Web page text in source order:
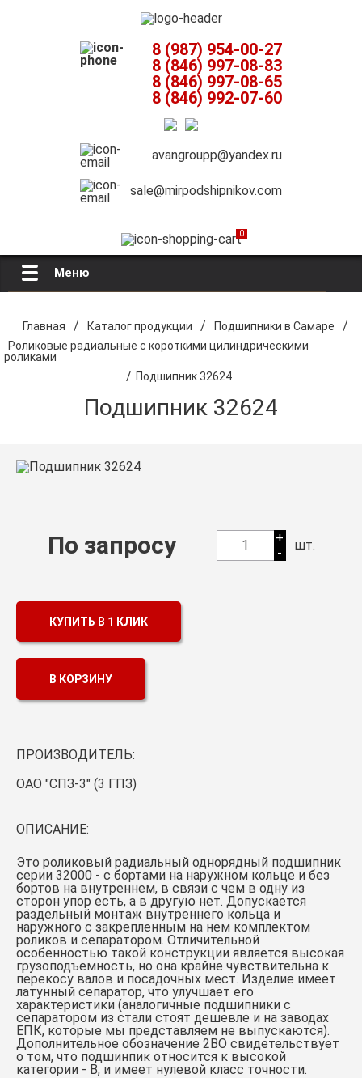
8 (987) 954-00-27
8 (846) 997-08-83
8 (846) 997-08-65
8 (846) 992-07-60
avangroupp@yandex.ru
sale@mirpodshipnikov.com
0
Меню
О компании
Каталог продукции
Подшипники в Самаре
Смазка
Контакты
Главная / Каталог продукции / Подшипники в Самаре /
Роликовые радиальные с короткими цилиндрическими
роликами
/ Подшипник 32624
Подшипник 32624
По запросу 1
+
-
шт.
КУПИТЬ В 1 КЛИК
В КОРЗИНУ
ПРОИЗВОДИТЕЛЬ:
ОАО "СПЗ-3" (3 ГПЗ)
ОПИСАНИЕ:
Это роликовый радиальный однорядный подшипник
серии 32000 - с бортами на наружном кольце и без
бортов на внутреннем, в связи с чем в одну из
сторон упор есть, а в другую нет. Допускается
раздельный монтаж внутреннего кольца и
наружного с закрепленным на нем комплектом
роликов и сепаратором. Отличительной
особенностью такой конструкции является высокая
грузоподъемность, но она крайне чувствительна к
перекосу валов и посадочных мест. Изделие имеет
латунный сепаратор, что улучшает его
характеристики (аналогичные подшипники с
сепаратором из стали стоят дешевле и на заводах
ЕПК, которые мы представляем не выпускаются).
Дополнительное обозначение 2ВО свидетельствует
о том, что подшинпик относится к высокой
категории - В, и имеет нулевой класс точности.